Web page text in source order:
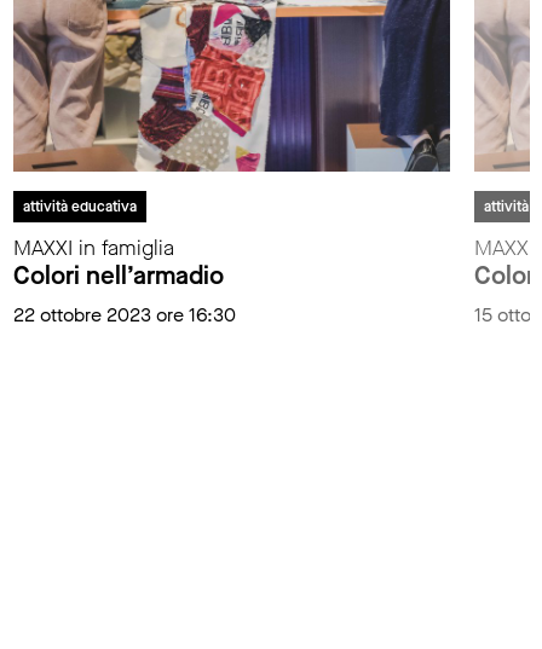
attività educativa
MAXXI in famiglia
Colori nell’armadio
22 ottobre 2023 ore 16:30
attività
15